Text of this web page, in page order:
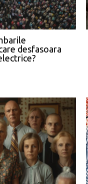
desfasoara